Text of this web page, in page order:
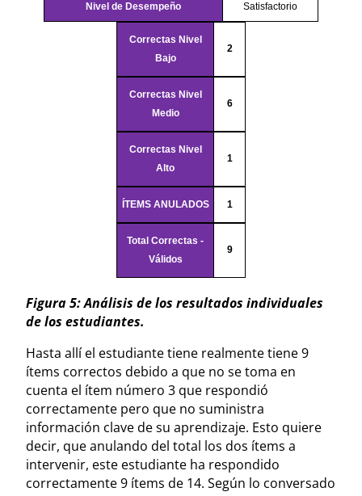
Nivel de Desempeño Satisfactorio
Correctas Nivel
Bajo
2
Correctas Nivel
Medio
6
Correctas Nivel
Alto
1
ÍTEMS ANULADOS 1
Total Correctas -
Válidos
9
Figura 5: Análisis de los resultados individuales
de los estudiantes.
Hasta allí el estudiante tiene realmente tiene 9
ítems correctos debido a que no se toma en
cuenta el ítem número 3 que respondió
correctamente pero que no suministra
información clave de su aprendizaje. Esto quiere
decir, que anulando del total los dos ítems a
intervenir, este estudiante ha respondido
correctamente 9 ítems de 14. Según lo conversado